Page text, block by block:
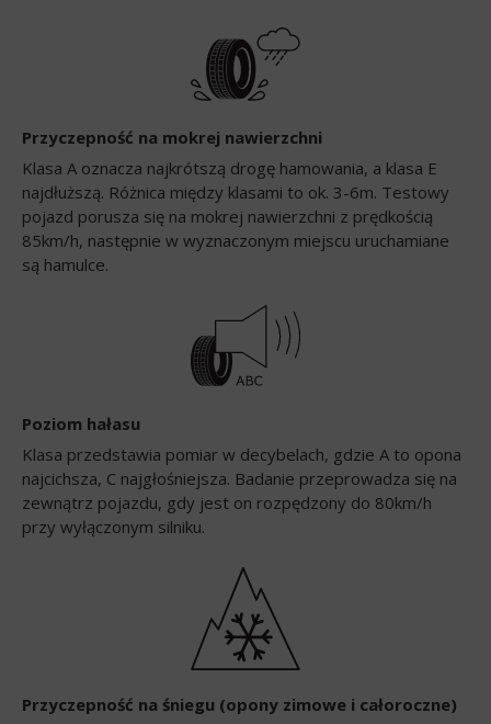
Przyczepność na mokrej nawierzchni
Klasa A oznacza najkrótszą drogę hamowania, a klasa E
najdłuższą. Różnica między klasami to ok. 3-6m. Testowy
pojazd porusza się na mokrej nawierzchni z prędkością
85km/h, następnie w wyznaczonym miejscu uruchamiane
są hamulce.
Poziom hałasu
Klasa przedstawia pomiar w decybelach, gdzie A to opona
najcichsza, C najgłośniejsza. Badanie przeprowadza się na
zewnątrz pojazdu, gdy jest on rozpędzony do 80km/h
przy wyłączonym silniku.
Przyczepność na śniegu (opony zimowe i całoroczne)